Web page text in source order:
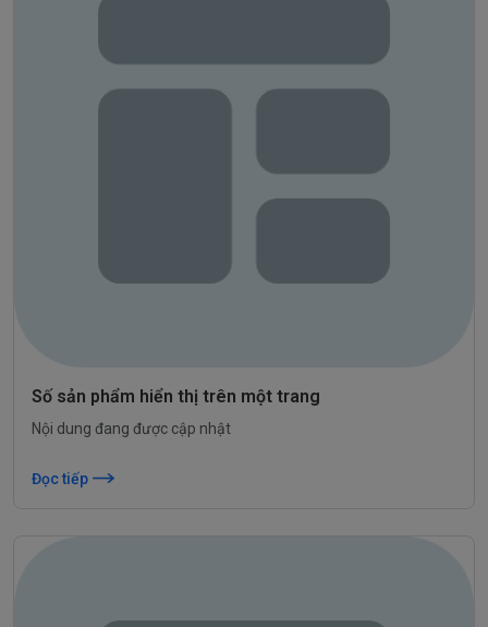
Số sản phẩm hiển thị trên một trang
Nội dung đang được cập nhật
Đọc tiếp